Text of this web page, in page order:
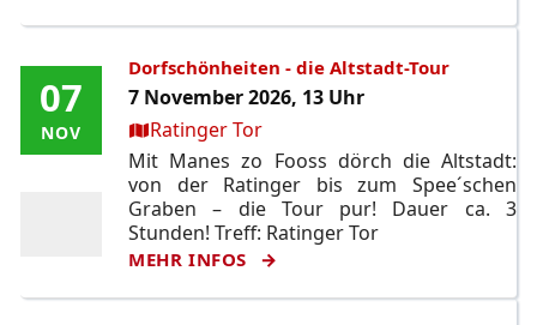
07
NOV
07
NOV
Dorfschönheiten - die Altstadt-Tour
7 November 2026, 13 Uhr
Ort:Ratinger Tor
Mit Manes zo Fooss dörch die Altstadt:
von der Ratinger bis zum Spee´schen
Graben – die Tour pur! Dauer ca. 3
Stunden! Treff: Ratinger Tor
MEHR INFOS